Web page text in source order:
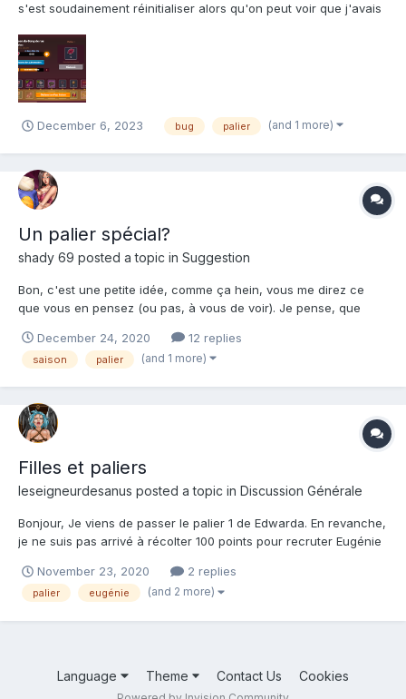
s'est soudainement réinitialiser alors qu'on peut voir que j'avais
December 6, 2023 bug palier (and 1 more)
Un palier spécial?
shady 69 posted a topic in Suggestion
Bon, c'est une petite idée, comme ça hein, vous me direz ce
que vous en pensez (ou pas, à vous de voir). Je pense, que
un palier spécial, qui nous serait répétitif et qui nous ferait
gagner un objet légendaire aléatoire (tout...
December 24, 2020 12 replies
saison palier (and 1 more)
Filles et paliers
leseigneurdesanus posted a topic in Discussion Générale
Bonjour, Je viens de passer le palier 1 de Edwarda. En revanche,
je ne suis pas arrivé à récolter 100 points pour recruter Eugénie
coup je ne pourrai pas les recruter par la suite ? Merci d'avance
November 23, 2020 2 replies
palier eugénie (and 2 more)
Language Theme Contact Us Cookies